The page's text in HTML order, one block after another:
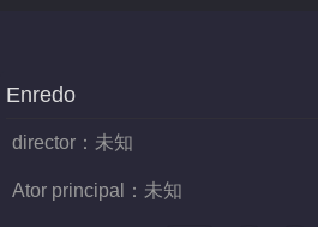
Enredo
director： 未知
Ator principal： 未知